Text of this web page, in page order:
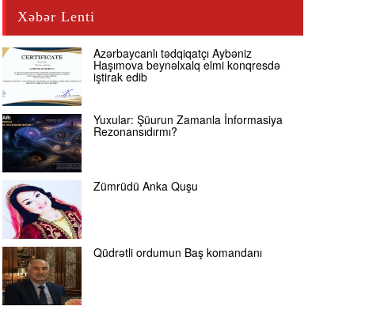
Xəbər Lenti
Azərbaycanlı tədqiqatçı Aybəniz
Haşımova beynəlxalq elmi konqresdə
iştirak edib
Yuxular: Şüurun Zamanla İnformasiya
Rezonansıdırmı?
Zümrüdü Anka Quşu
Qüdrətli ordumun Baş komandanı